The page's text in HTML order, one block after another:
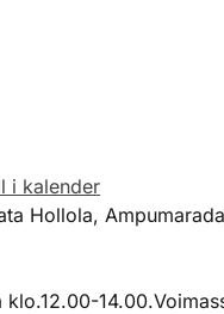
i kalender
Hollola,